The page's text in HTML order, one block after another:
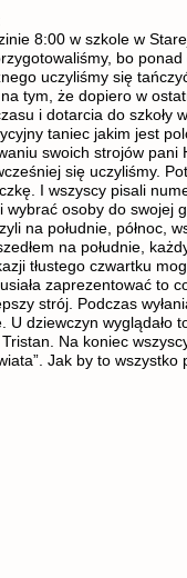
8:00 w szkole w
bo
uczyliśmy się
tym, że dopiero w
i dotarcia do szkoły
taniec jakim jest
swoich strojów pani
się uczyliśmy.
I wszyscy pisali
osoby do swojej
na południe, północ,
na południe,
tłustego czwartku
zaprezentować to
strój. Podczas
U dziewczyn wyglądało
Na koniec
Jak by to